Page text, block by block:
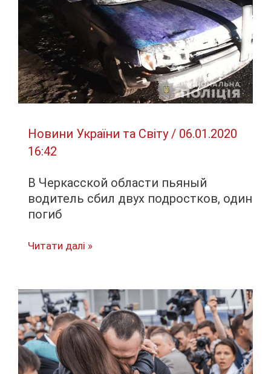
цене
Новини України та Світу/ 06.01.2020
16:42
В Черкасской области пьяный
водитель сбил двух подростков, один
погиб
В
пьяный
водитель
сбил
двух
подростков,
Читати далі »